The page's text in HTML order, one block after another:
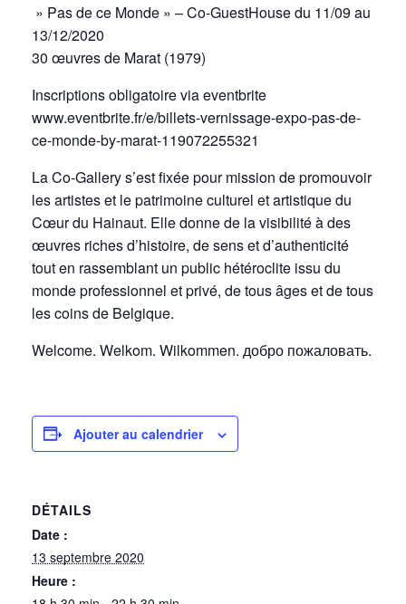
» Pas de ce Monde » – Co-GuestHouse du 11/09 au
13/12/2020
30 œuvres de Marat (1979)
Inscriptions obligatoire via eventbrite
www.eventbrite.fr/e/billets-vernissage-expo-pas-de-
ce-monde-by-marat-119072255321
La Co-Gallery s’est fixée pour mission de promouvoir
les artistes et le patrimoine culturel et artistique du
Cœur du Hainaut. Elle donne de la visibilité à des
œuvres riches d’histoire, de sens et d’authenticité
tout en rassemblant un public hétéroclite issu du
monde professionnel et privé, de tous âges et de tous
les coins de Belgique.
Welcome. Welkom. Wilkommen. добро пожаловать.
Ajouter au calendrier
DÉTAILS
Date :
13 septembre 2020
Heure :